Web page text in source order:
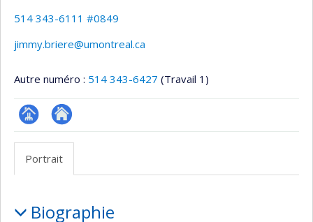
514 343-6111 #0849
jimmy.briere@umontreal.ca
Autre numéro : 514 343-6427 (Travail 1)
Page Autre
Portrait
Biographie